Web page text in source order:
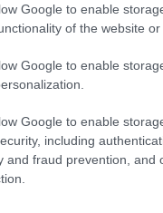
Google to enable
of the website or
Google to enable
Google to enable
including
and fraud prevention, and
“The